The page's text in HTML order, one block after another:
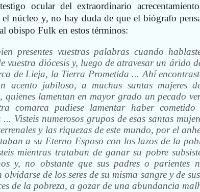
ocular del extraordinario
el núcleo y, no hay duda de que el biógrafo
obispo Fulk en estos términos:
presentes vuestras palabras cuando
vuestra diócesis y, luego de atravesar un árido
de Lieja, la Tierra Prometida ... Ahí
acento jubiloso, a muchas santas mujeres
quienes lamentan en mayor grado un pecado
comarca pudiese lamentar haber
... Visteis numerosos grupos de esas santas
y las riquezas de este mundo, por el
a su Eterno Esposo con los lazos de la
mientras trataban de ganar su pobre
y, no obstante que sus padres o parientes
olvidarse de los seres de su misma sangre y de
de la pobreza, a gozar de una abundancia